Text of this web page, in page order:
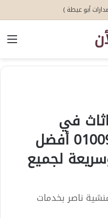
أبو عيطة )
في
جاردينيا 01009345417 أفضل
لجميع
ناصر بخدمات